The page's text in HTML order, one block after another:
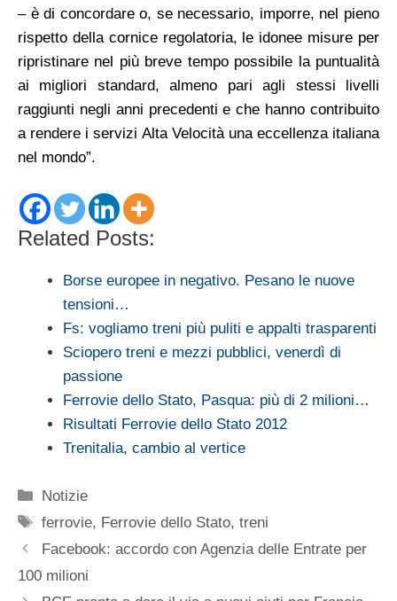
– è di concordare o, se necessario, imporre, nel pieno
rispetto della cornice regolatoria, le idonee misure per
ripristinare nel più breve tempo possibile la puntualità
ai migliori standard, almeno pari agli stessi livelli
raggiunti negli anni precedenti e che hanno contribuito
a rendere i servizi Alta Velocità una eccellenza italiana
nel mondo”.
Related Posts:
Borse europee in negativo. Pesano le nuove
tensioni…
Fs: vogliamo treni più puliti e appalti trasparenti
Sciopero treni e mezzi pubblici, venerdì di
passione
Ferrovie dello Stato, Pasqua: più di 2 milioni…
Risultati Ferrovie dello Stato 2012
Trenitalia, cambio al vertice
Categorie
Notizie
Tag
ferrovie, Ferrovie dello Stato,treni
Facebook: accordo con Agenzia delle Entrate per
100 milioni